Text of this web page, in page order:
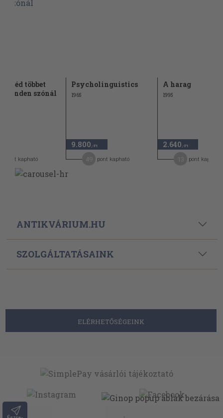
többet
minden szónál
pont kapható
Psycholinguistics
1965
9.800 ,-Ft
pont kapható
A harag
1995
2.640 ,-Ft
pont kapható
ANTIKVÁRIUM.HU
SZOLGÁLTATÁSAINK
ELÉRHETŐSÉGEINK